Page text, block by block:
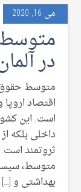
می 16, 2020
متوسط
در
متوسط حقوق
اقتصاد
است. این
داخلی بلکه
ثروتمند
متوسط،
بهداشتی و […]